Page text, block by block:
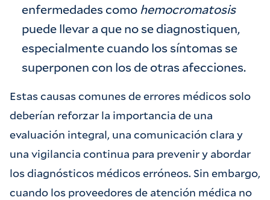
enfermedades como hemocromatosis
puede llevar a que no se diagnostiquen,
especialmente cuando los síntomas se
superponen con los de otras afecciones.
Estas causas comunes de errores médicos solo
deberían reforzar la importancia de una
evaluación integral, una comunicación clara y
una vigilancia continua para prevenir y abordar
los diagnósticos médicos erróneos. Sin embargo,
cuando los proveedores de atención médica no